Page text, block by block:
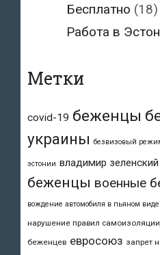
Бесплатно (18)
Работа в
Метки
covid-19 беженцы
украины безвизовый
эстонии владимир зеленский
беженцы военные
вождение автомобиля в пьяном виде
нарушение правил самоизоляции
беженцев евросоюз запрет